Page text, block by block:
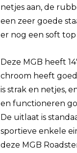
netjes aan, de
een zeer goede
er nog een soft
Deze MGB heeft
chroom heeft
is strak en netjes,
en functioneren
De uitlaat is
sportieve enkele
deze MGB